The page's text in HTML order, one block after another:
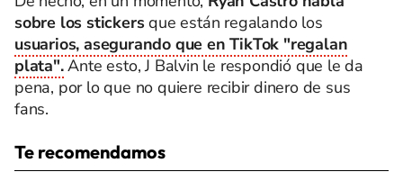
sobre los stickersque están regalando los
usuarios, asegurando que en TikTok "regalan
plata".Ante esto, J Balvin le respondió que le da
pena, por lo que no quiere recibir dinero de sus
fans.
Te recomendamos